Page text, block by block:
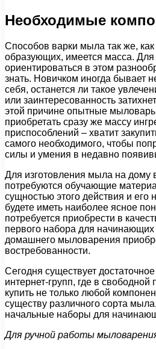
Необходимые
Способов варки мыла так же, как
образующих, имеется масса.
ориентироваться в этом
знать. Новичком иногда бывает
себя, останется ли такое
или заинтересованность
этой причине опытные
приобретать сразу же массу
приспособлений – хватит
самого необходимого, чтобы
силы и умения в недавно
Для изготовления мыла на дому
потребуются обучающие
сущностью этого действия и
будете иметь наиболее ясное
потребуется приобрести в
первого набора для
домашнего мыловарения
востребованности.
Сегодня существует
интернет-групп, где в
купить не только любой
существу различного сорта
начальные наборы для
Для ручной работы